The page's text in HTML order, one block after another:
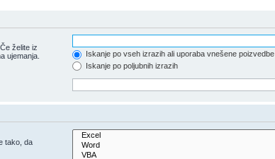
. Če želite iz
ujemanja.
Iskanje po vseh izrazih ali uporaba vnešene poizvedbe
Iskanje po poljubnih izrazih
tako, da